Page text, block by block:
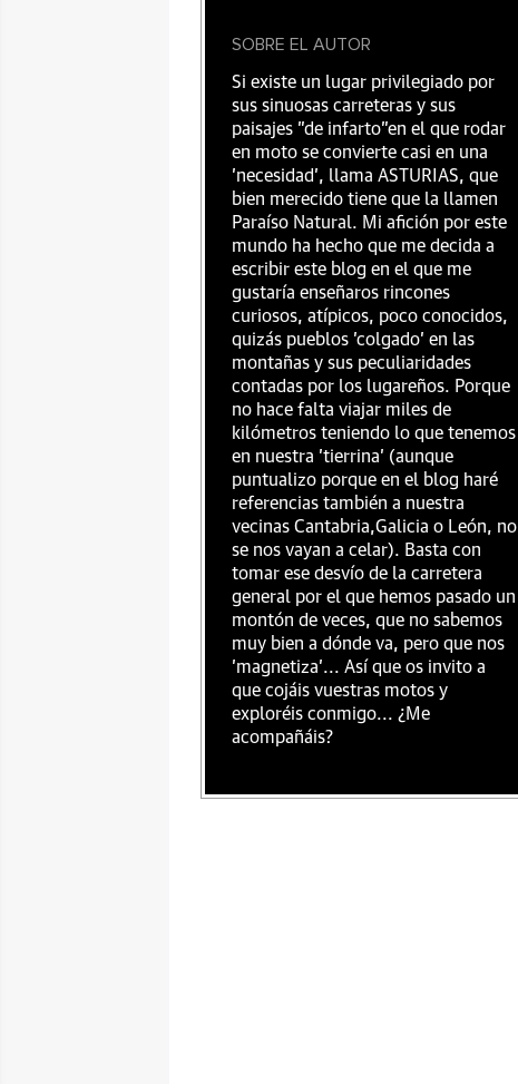
SOBRE EL AUTOR
Si existe un lugar privilegiado por
sus sinuosas carreteras y sus
paisajes "de infarto"en el que rodar
en moto se convierte casi en una
'necesidad', llama ASTURIAS, que
bien merecido tiene que la llamen
Paraíso Natural. Mi afición por este
mundo ha hecho que me decida a
escribir este blog en el que me
gustaría enseñaros rincones
curiosos, atípicos, poco conocidos,
quizás pueblos 'colgado' en las
montañas y sus peculiaridades
contadas por los lugareños. Porque
no hace falta viajar miles de
kilómetros teniendo lo que tenemos
en nuestra 'tierrina' (aunque
puntualizo porque en el blog haré
referencias también a nuestra
vecinas Cantabria,Galicia o León, no
se nos vayan a celar). Basta con
tomar ese desvío de la carretera
general por el que hemos pasado un
montón de veces, que no sabemos
muy bien a dónde va, pero que nos
'magnetiza'... Así que os invito a
que cojáis vuestras motos y
exploréis conmigo... ¿Me
acompañáis?